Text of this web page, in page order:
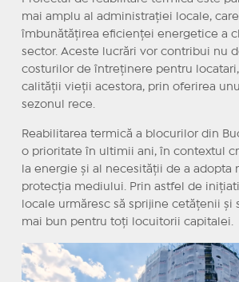
mai amplu al administrației locale,
îmbunătățirea eficienței energetice a
sector. Aceste lucrări vor contribui nu
costurilor de întreținere pentru
calității vieții acestora, prin oferirea
sezonul rece.
Reabilitarea termică a blocurilor din
o prioritate în ultimii ani, în contextul
la energie și al necesității de a adopta
protecția mediului. Prin astfel de
locale urmăresc să sprijine cetățenii și
mai bun pentru toți locuitorii capitalei.